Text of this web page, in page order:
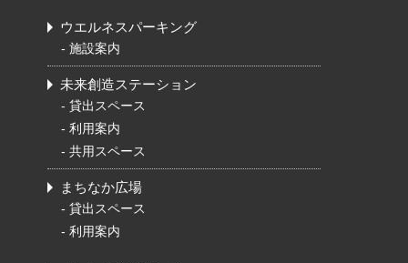
ウエルネスパーキング
- 施設案内
未来創造ステーション
- 貸出スペース
- 利用案内
- 共用スペース
まちなか広場
- 貸出スペース
- 利用案内